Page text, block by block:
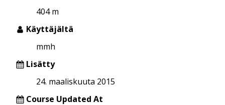
404 m
Käyttäjältä
mmh
Lisätty
24. maaliskuuta 2015
Course Updated At